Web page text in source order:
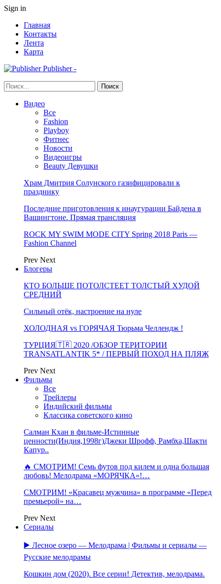
Sign in
Главная
Контакты
Лента
Карта
Publisher -
Видео
Все
Fashion
Playboy
Фитнес
Новости
Видеоигры
Beauty Девушки
Храм Дмитрия Солунского газифицировали к
празднику
Последние приготовления к инаугурации Байдена в
Вашингтоне. Прямая трансляция
ROCK MY SWIM MODE CITY Spring 2018 Paris —
Fashion Channel
Prev Next
Блогеры
КТО БОЛЬШЕ ПОТОЛСТЕЕТ ТОЛСТЫЙ ХУДОЙ
СРЕДНИЙ
Сильный отёк, настроение на нуле
ХОЛОДНАЯ vs ГОРЯЧАЯ Тюрьма Челлендж !
ТУРЦИЯ🇹🇷 2020 /ОБЗОР ТЕРИТОРИИ
TRANSATLANTIK 5* / ПЕРВЫЙ ПОХОД НА ПЛЯЖ
Prev Next
Фильмы
Все
Трейлеры
Индийский фильмы
Классика советского кино
Салман Кхан в фильме-Истинные
ценности(Индия,1998г)Джеки Шрофф, Рамбха,Шакти
Капур..
🔥 СМОТРИМ! Семь футов под килем и одна большая
любовь! Мелодрама «МОРЯЧКА»!…
СМОТРИМ! «Красавец мужчина» в программе «Перед
премьерой» на…
Prev Next
Сериалы
▶️ Лесное озеро — Мелодрама | Фильмы и сериалы —
Русские мелодрамы
Кошкин дом (2020). Все серии! Детектив, мелодрама.